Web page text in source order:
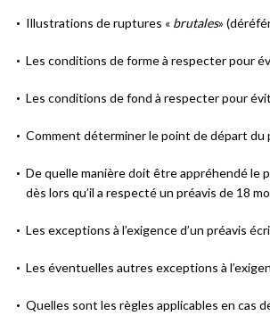
Illustrations de ruptures « brutales»
Les conditions de forme à respecter pour
Les conditions de fond à respecter pour
Comment déterminer le point de départ du
De quelle manière doit être appréhendé le
dès lors qu’il a respecté un préavis de 18
Les exceptions à l’exigence d’un préavis
Les éventuelles autres exceptions à
Quelles sont les règles applicables en cas